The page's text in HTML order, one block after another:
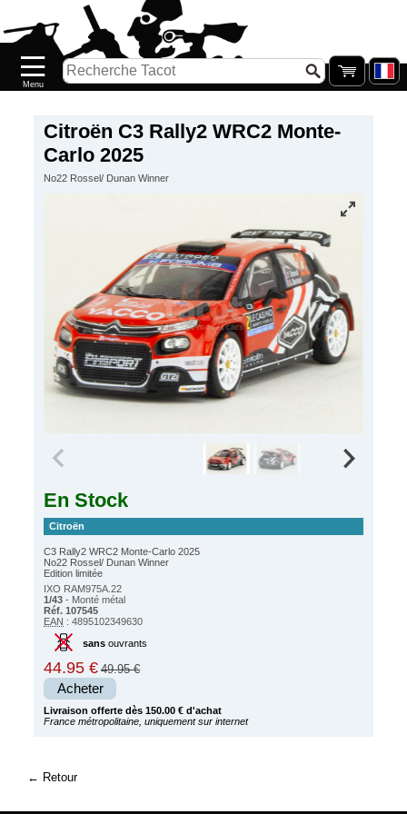
Citroën C3 Rally2 WRC2 Monte-
Carlo 2025
No22 Rossel/ Dunan Winner
En Stock
Citroën
C3 Rally2 WRC2 Monte-Carlo 2025
No22 Rossel/ Dunan Winner
Edition limitée
IXO RAM975A.22
1/43 - Monté métal
Réf. 107545
EAN : 4895102349630
sansouvrants
44.95 € 49.95 €
Acheter
Livraison offerte dès 150.00 € d'achat
France métropolitaine, uniquement sur internet
Retour
Nouveautés
Catalogue/Stock
PETITS